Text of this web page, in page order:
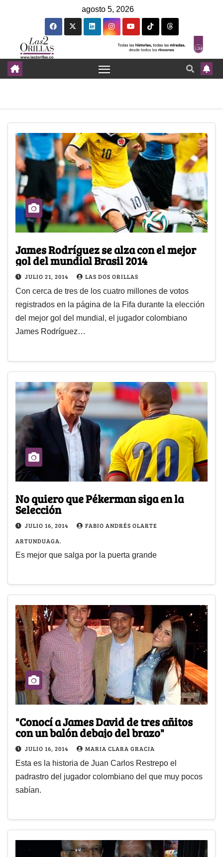
agosto 5, 2026
James Rodríguez se alza con el mejor
gol del mundial Brasil 2014
JULIO 21, 2014 LAS DOS ORILLAS
Con cerca de tres de los cuatro millones de votos
registrados en la página de la Fifa durante la elección
del mejor gol del mundial, el jugador colombiano
James Rodríguez…
No quiero que Pékerman siga en la
Selección
JULIO 16, 2014
FABIO ANDRÉS OLARTE
ARTUNDUAGA.
Es mejor que salga por la puerta grande
"Conocí a James David de tres añitos
con un balón debajo del brazo"
JULIO 16, 2014 MARIA CLARA GRACIA
Esta es la historia de Juan Carlos Restrepo el
padrastro del jugador colombiano del que muy pocos
sabían.